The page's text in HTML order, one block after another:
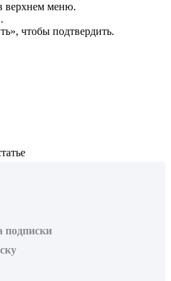
верхнем меню.
чтобы подтвердить.
подписки